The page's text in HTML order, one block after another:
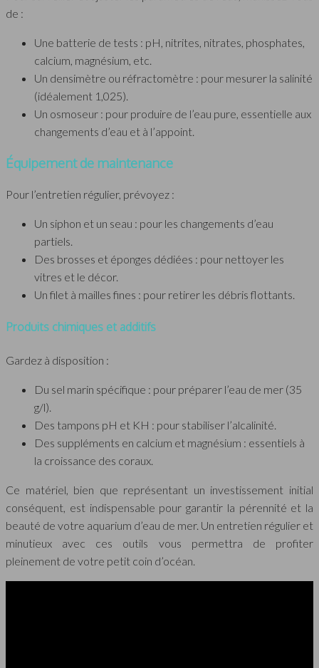
de :
Une batterie de tests : pH, nitrites, nitrates, phosphates,
calcium, magnésium, etc.
Un densimètre ou réfractomètre : pour mesurer la salinité
(idéalement 1,025).
Un osmoseur : pour produire de l’eau pure, essentielle aux
changements d’eau et à l’appoint.
Équipement de maintenance
Pour l’entretien régulier, prévoyez :
Un siphon et un seau : pour les changements d’eau
partiels.
Des brosses et éponges dédiées : pour nettoyer les
vitres et le décor.
Un filet à mailles fines : pour retirer les débris flottants.
Produits chimiques et additifs
Gardez à disposition :
Du sel marin spécifique : pour préparer l’eau de mer (35
g/l).
Des tampons pH et KH : pour stabiliser l’alcalinité.
Des suppléments en calcium et magnésium : essentiels à
la croissance des coraux.
Ce matériel, bien que représentant un investissement initial
conséquent, est indispensable pour garantir la pérennité et la
beauté de votre aquarium d’eau de mer. Un entretien régulier et
minutieux avec ces outils vous permettra de profiter
pleinement de votre petit coin d’océan.